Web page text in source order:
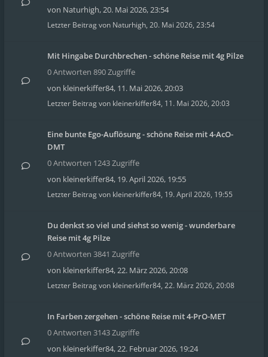
von Naturhigh,20. Mai 2026, 23:54
Letzter Beitrag von Naturhigh, 20. Mai 2026, 23:54
Mit Hingabe Durchbrechen - schöne Reise mit 4g Pilze
0 Antworten 890 Zugriffe
von kleinerkiffer84, 11. Mai 2026, 20:03
Letzter Beitrag von kleinerkiffer84, 11. Mai 2026, 20:03
Eine bunte Ego-Auflösung - schöne Reise mit 4-AcO-
DMT
0 Antworten 1243 Zugriffe
von kleinerkiffer84, 19. April 2026, 19:55
Letzter Beitrag von kleinerkiffer84, 19. April 2026, 19:55
Du denkst so viel und siehst so wenig - wunderbare
Reise mit 4g Pilze
0 Antworten 3841 Zugriffe
von kleinerkiffer84,22. März 2026, 20:08
Letzter Beitrag von kleinerkiffer84, 22. März 2026, 20:08
In Farben zergehen - schöne Reise mit 4-PrO-MET
0 Antworten 3143 Zugriffe
von kleinerkiffer84,22. Februar 2026, 19:24